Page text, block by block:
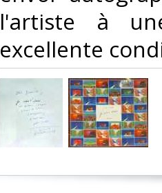
l'artiste à
excellente